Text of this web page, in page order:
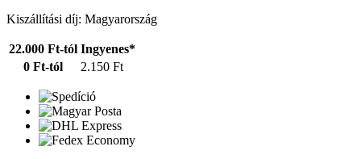
Kiszállítási díj: Magyarország
22.000 Ft-tól Ingyenes*
0 Ft-tól
2.150 Ft